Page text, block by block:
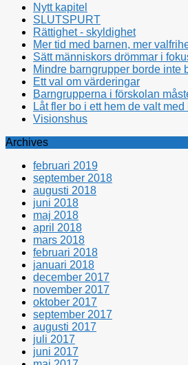
Nytt kapitel
SLUTSPURT
Rättighet - skyldighet
Mer tid med barnen, mer
Sätt människors drömmar i
Mindre barngrupper borde inte
Ett val om värderingar
Barngrupperna i förskolan
Låt fler bo i ett hem de valt med
Visionshus
Archives
februari 2019
september 2018
augusti 2018
juni 2018
maj 2018
april 2018
mars 2018
februari 2018
januari 2018
december 2017
november 2017
oktober 2017
september 2017
augusti 2017
juli 2017
juni 2017